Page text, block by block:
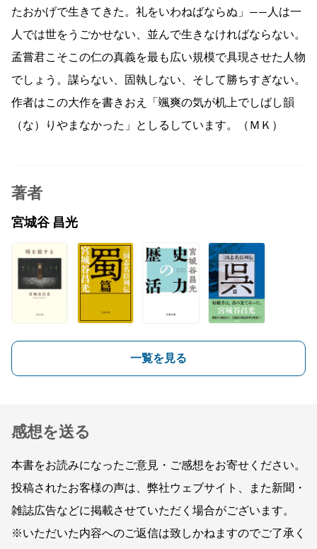
たおかげで生きてきた。礼をいわねばならぬ」——人は一
人では世をうごかせない、並んで生きなければならない。
孟嘗君こそこの仁の真義を最も広い規模で具現させた人物
でしょう。謀らない、固執しない、そして勝ちすぎない。
作者はこの大作を書きおえ「颯爽の気が机上でしばし韻
（な）りやまなかった」としるしています。（ＭＫ）
著者
宮城谷 昌光
一覧を見る
感想を送る
本書をお読みになったご意見・ご感想をお寄せください。
投稿されたお客様の声は、弊社ウェブサイト、また新聞・
雑誌広告などに掲載させていただく場合がございます。
※いただいた内容へのご返信は致しかねますのでご了承く